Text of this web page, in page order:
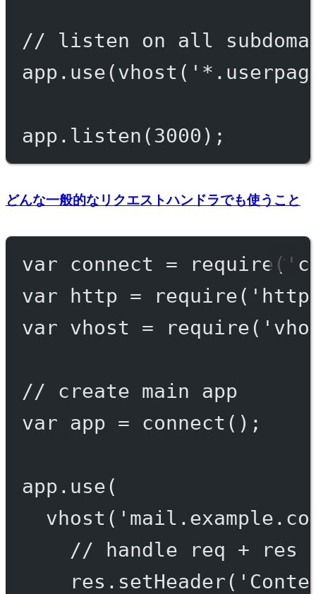
// listen on all
app. use(vhost (
app. listen (3000 );
どんな一般的なリクエストハンドラでも使うこと
var connect = require (
var http = require(
var vhost = require(
// create main app
var app = connect ();
app. use(
vhost (
// handle req + res
res. setHeader(